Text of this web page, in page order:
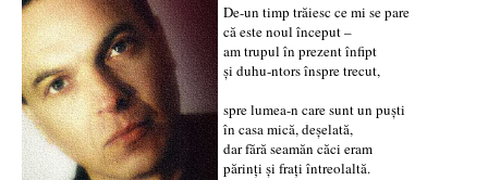
De-un timp trăiesc ce mi se pare
că este noul început –
am trupul în prezent înfipt
și duhu-ntors înspre trecut,
spre lumea-n care sunt un puști
în casa mică, deșelată,
dar fără seamăn căci eram
părinți și frați întreolaltă.